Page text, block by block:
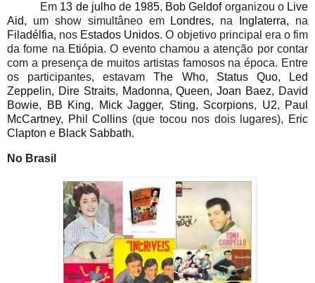
Em 13 de julhode 1985, Bob Geldoforganizou o Live
Aid, um show simultâneo em Londres, na Inglaterra, na
Filadélfia, nos Estados Unidos. O objetivo principal era o fim
da fome na Etiópia. O evento chamou a atenção por contar
com a presença de muitos artistas famosos na época. Entre
os participantes, estavamThe Who, Status Quo,
Led
Zeppelin, Dire Straits, Madonna,Queen,Joan Baez, David
Bowie, BB King, Mick Jagger, Sting, Scorpions, U2, Paul
McCartney, Phil Collins (que tocou nos dois lugares), Eric
Clapton e Black Sabbath.
No Brasil